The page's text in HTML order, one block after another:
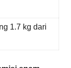
1.7 kg dari